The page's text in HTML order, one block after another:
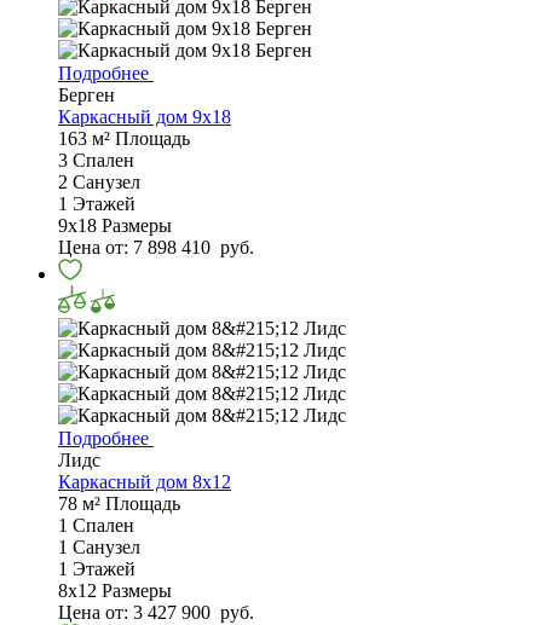
Подробнее
Берген
Каркасный дом 9х18
163 м² Площадь
3 Спален
2 Санузел
1 Этажей
9х18 Размеры
Цена от: 7 898 410 руб.
Подробнее
Лидс
Каркасный дом 8x12
78 м² Площадь
1 Спален
1 Санузел
1 Этажей
8х12 Размеры
Цена от: 3 427 900 руб.